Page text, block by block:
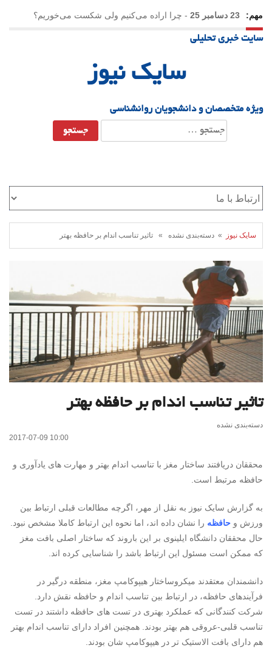
مهم: 23 دسامبر 25 - چرا اراده می‌کنیم ولی شکست می‌خوریم؟
21 دسامبر 25
سایت خبری تحلیلی
سایک نیوز
ویژه متخصصان و دانشجویان روانشناسی
جستجو
برای:
سایک نیوز » دسته‌بندی نشده » تاثیر تناسب اندام بر حافظه بهتر
تاثیر تناسب اندام بر حافظه بهتر
دسته‌بندی نشده
2017-07-09 10:00
محققان دریافتند ساختار مغز با تناسب اندام بهتر و مهارت های یادآوری و
حافظه مرتبط است.
به گزارش سایک نیوز به نقل از مهر، اگرچه مطالعات قبلی ارتباط بین
ورزش و حافظه را نشان داده اند، اما نحوه این ارتباط کاملا مشخص نبود.
حال محققان دانشگاه ایلینوی بر این باروند که ساختار اصلی بافت مغز
که ممکن است مسئول این ارتباط باشد را شناسایی کرده اند.
دانشمندان معتقدند میکروساختار هیپوکامپ مغز، منطقه درگیر در
فرآیندهای حافظه، در ارتباط بین تناسب اندام و حافظه نقش دارد.
شرکت کنندگانی که عملکرد بهتری در تست های حافظه داشتند در تست
تناسب قلبی-عروقی هم بهتر بودند. همچنین افراد دارای تناسب اندام بهتر
هم دارای بافت الاستیک تر در هیپوکامپ شان بودند.